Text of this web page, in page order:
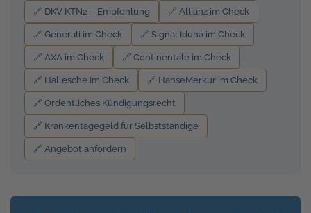
🔗 DKV KTN2 – Empfehlung 🔗 Allianz im Check
🔗 Generali im Check 🔗 Signal Iduna im Check
🔗 AXA im Check 🔗 Continentale im Check
🔗 Hallesche im Check 🔗 HanseMerkur im Check
🔗 Ordentliches Kündigungsrecht
🔗 Krankentagegeld für Selbstständige
🔗 Angebot anfordern